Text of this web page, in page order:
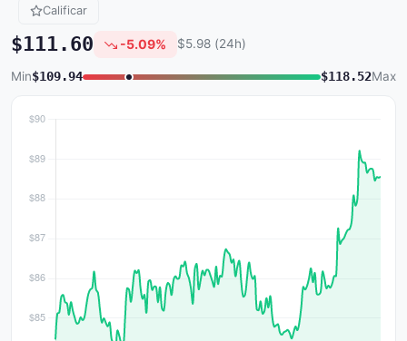
Calificar
$111.60 -5.09% $5.98 (24h)
Min$109.94 $118.52Max